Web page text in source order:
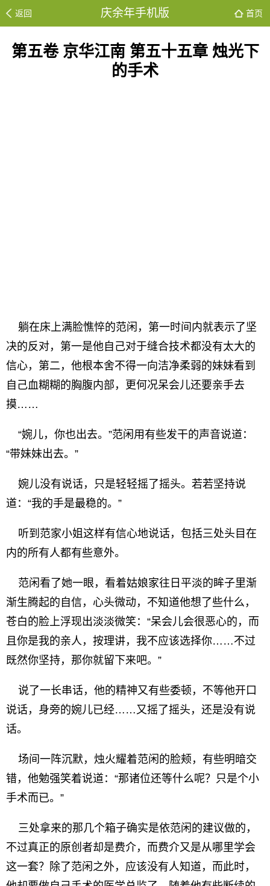
返回 庆余年手机版 首页
第五卷 京华江南 第五十五章 烛光下
的手术
躺在床上满脸憔悴的范闲，第一时间内就表示了坚
决的反对，第一是他自己对于缝合技术都没有太大的
信心，第二，他根本舍不得一向洁净柔弱的妹妹看到
自己血糊糊的胸腹内部，更何况呆会儿还要亲手去
摸……
“婉儿，你也出去。”范闲用有些发干的声音说道：
“带妹妹出去。”
婉儿没有说话，只是轻轻摇了摇头。若若坚持说
道：“我的手是最稳的。”
听到范家小姐这样有信心地说话，包括三处头目在
内的所有人都有些意外。
范闲看了她一眼，看着姑娘家往日平淡的眸子里渐
渐生腾起的自信，心头微动，不知道他想了些什么，
苍白的脸上浮现出淡淡微笑：“呆会儿会很恶心的，而
且你是我的亲人，按理讲，我不应该选择你……不过
既然你坚持，那你就留下来吧。”
说了一长串话，他的精神又有些委顿，不等他开口
说话，身旁的婉儿已经……又摇了摇头，还是没有说
话。
场间一阵沉默，烛火耀着范闲的脸颊，有些明暗交
错，他勉强笑着说道：“那诸位还等什么呢？只是个小
手术而已。”
三处拿来的那几个箱子确实是依范闲的建议做的，
不过真正的原创者却是费介，而费介又是从哪里学会
这一套？除了范闲之外，应该没有人知道，而此时，